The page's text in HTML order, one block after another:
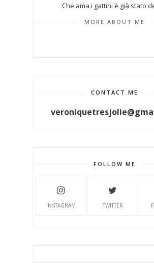
Che ama i gattini è già stato
MORE ABOUT ME
CONTACT ME
FOLLOW ME
INSTAGRAM TWITTER